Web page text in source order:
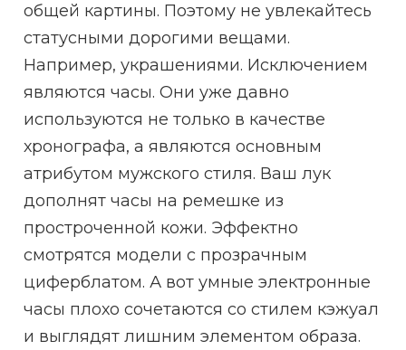
общей картины. Поэтому не увлекайтесь
статусными дорогими вещами.
Например, украшениями. Исключением
являются часы. Они уже давно
используются не только в качестве
хронографа, а являются основным
атрибутом мужского стиля. Ваш лук
дополнят часы на ремешке из
простроченной кожи. Эффектно
смотрятся модели с прозрачным
циферблатом. А вот умные электронные
часы плохо сочетаются со стилем кэжуал
и выглядят лишним элементом образа.